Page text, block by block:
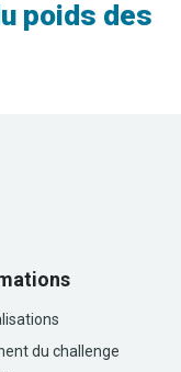
poids des
du challenge